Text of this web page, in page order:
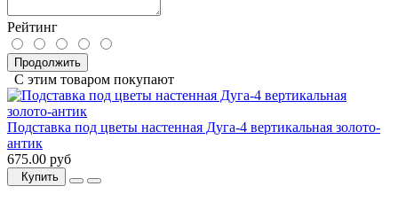
Рейтинг
Продолжить
С этим товаром покупают
Подставка под цветы настенная Дуга-4 вертикальная золото-
антик
675.00 руб
Купить